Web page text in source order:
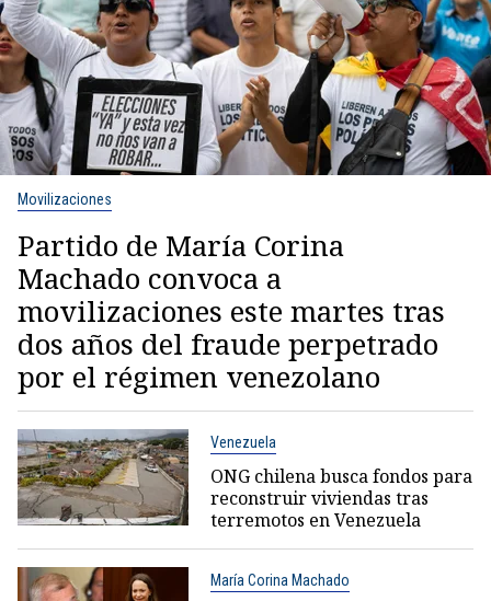
Movilizaciones
Partido de María Corina
Machado convoca a
movilizaciones este martes tras
dos años del fraude perpetrado
por el régimen venezolano
Venezuela
ONG chilena busca fondos para
reconstruir viviendas tras
terremotos en Venezuela
María Corina Machado